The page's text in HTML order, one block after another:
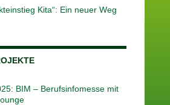
Kita“: Ein neuer Weg
BIM – Berufsinfomesse mit